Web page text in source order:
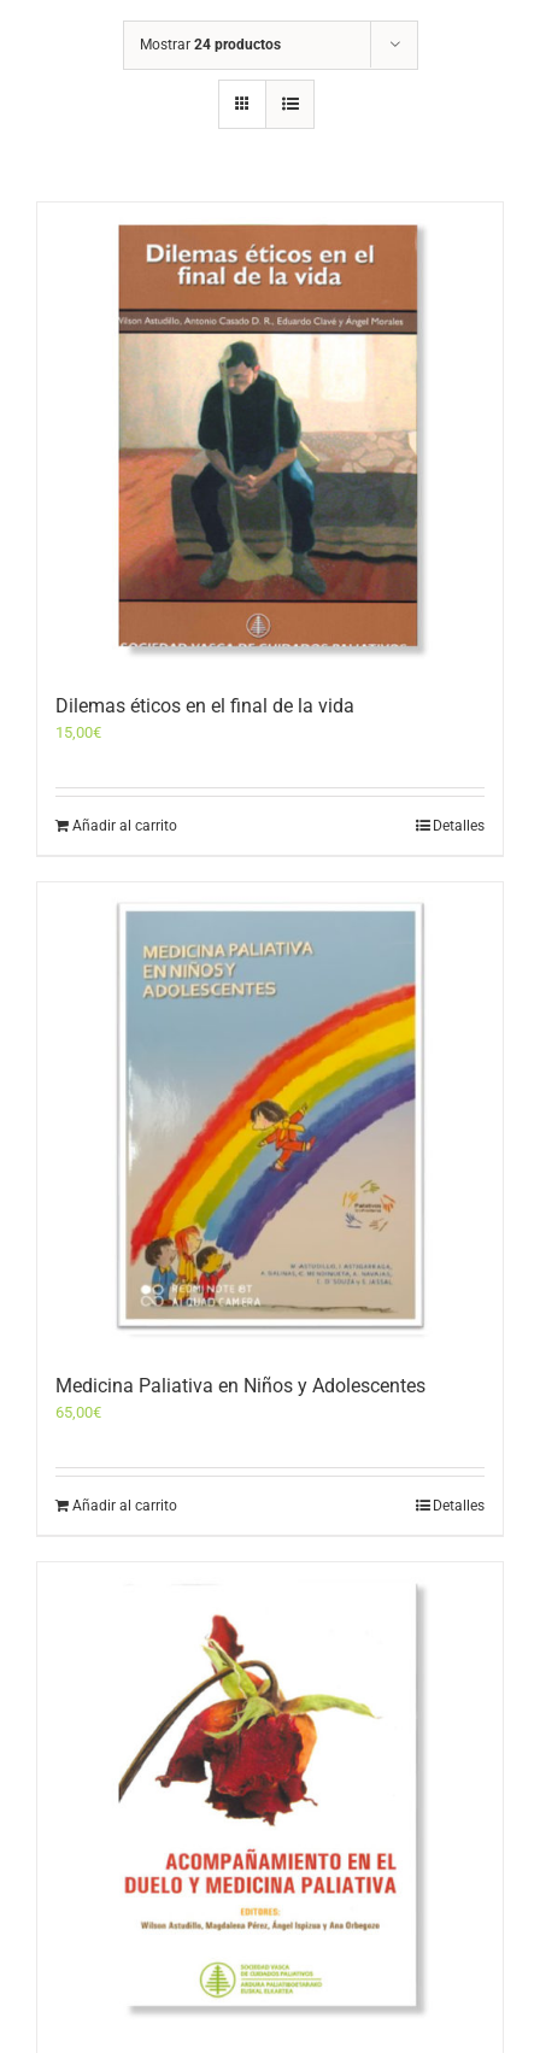
Mostrar 24 productos
Dilemas éticos en el final de la vida
15,00€
Añadir al carrito Detalles
Medicina Paliativa en Niños y Adolescentes
65,00€
Añadir al carrito Detalles